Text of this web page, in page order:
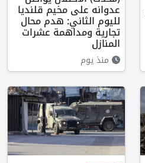
عدوانه على مخيم قلنديا
لليوم الثاني: هدم محال
تجارية ومداهمة عشرات
المنازل
منذ يوم